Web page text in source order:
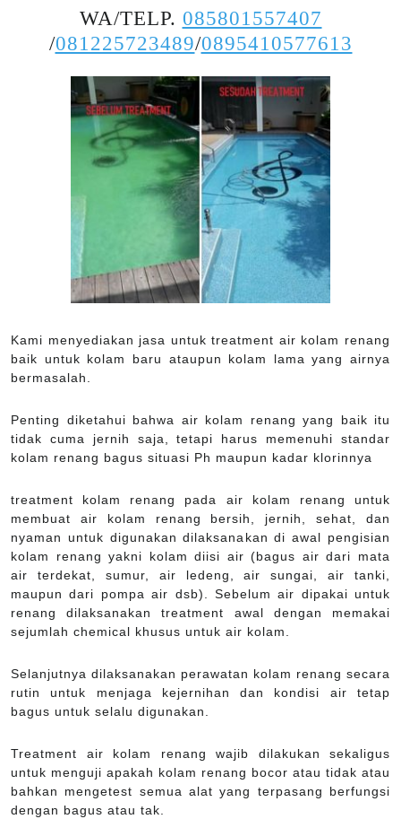
WA/TELP. 085801557407
/081225723489/0895410577613
Kami menyediakan jasa untuk treatment air kolam renang
baik untuk kolam baru ataupun kolam lama yang airnya
bermasalah.
Penting diketahui bahwa air kolam renang yang baik itu
tidak cuma jernih saja, tetapi harus memenuhi standar
kolam renang bagus situasi Ph maupun kadar klorinnya
treatment kolam renang pada air kolam renang untuk
membuat air kolam renang bersih, jernih, sehat, dan
nyaman untuk digunakan dilaksanakan di awal pengisian
kolam renang yakni kolam diisi air (bagus air dari mata
air terdekat, sumur, air ledeng, air sungai, air tanki,
maupun dari pompa air dsb). Sebelum air dipakai untuk
renang dilaksanakan treatment awal dengan memakai
sejumlah chemical khusus untuk air kolam.
Selanjutnya dilaksanakan perawatan kolam renang secara
rutin untuk menjaga kejernihan dan kondisi air tetap
bagus untuk selalu digunakan.
Treatment air kolam renang wajib dilakukan sekaligus
untuk menguji apakah kolam renang bocor atau tidak atau
bahkan mengetest semua alat yang terpasang berfungsi
dengan bagus atau tak.